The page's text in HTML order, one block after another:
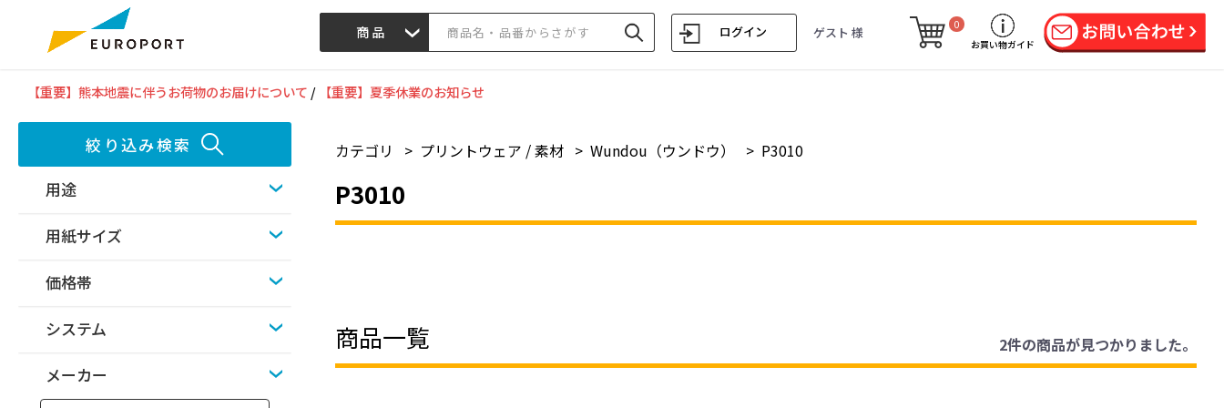
商品 ログイン ゲスト 様
0
お買い物ガイド
【重要】熊本地震に伴うお荷物のお届けについて / 【重要】夏季休業のお知らせ
絞り込み検索
用途
用紙サイズ
価格帯
システム
メーカー
カテゴリ > プリントウェア / 素材 > Wundou（ウンドウ） > P3010
P3010
商品一覧 2件の商品が見つかりました。